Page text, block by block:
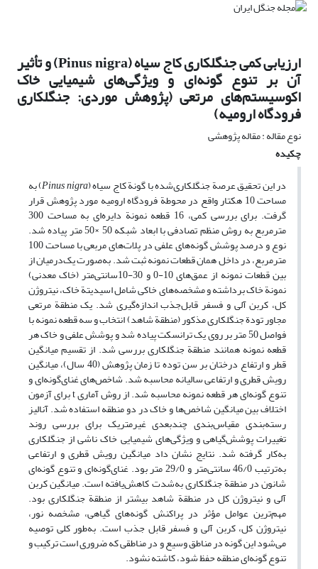
ارزیابی کمی جنگلکاری کاج سیاه (Pinus nigra) و تأثیر
آن بر تنوع گونه‌ای و ویژگی‌های شیمیایی خاک
اکوسیستم‌های مرتعی (پژوهش موردی: جنگلکاری
فرودگاه ارومیه)
نوع مقاله : مقاله پژوهشی
چکیده
در این تحقیق عرصة جنگلکاری‌شده با گونة کاج سیاه (Pinus nigra) به
مساحت 10 هکتار واقع در محوطة فرودگاه ارومیه مورد پژوهش قرار‌
گرفت. برای بررسی کمی، 16 قطعه نمونة دایره‌ای به مساحت 300
متر‌مربع به روش منظم تصادفی با ابعاد شبکه 50 ×50 متر پیاده شد.
نوع و درصد پوشش گونه‌های علفی در پلات‌های مربعی با مساحت 100
مترمربع، در داخل همان قطعات نمونه ثبت شد. به‌صورت یک‌درمیان از
بین قطعات نمونه از عمق‌های 10-0 و 30-10سانتی‌متر (خاک معدنی)
نمونة خاک برداشته و مشخصه‌های خاکی شامل اسیدیتة خاک، نیتروژن
کل، کربن ‌آلی و فسفر ‌قابل‌‌جذب اندازه‌گیری شد. یک منطقة مرتعی
مجاور تودة جنگلکاری مذکور (منطقة شاهد) انتخاب و سه قطعه نمونه با
فواصل 50 متر بر روی یک ترانسکت پیاده شد و پوشش علفی و خاک هر
قطعه نمونه همانند منطقة جنگلکاری بررسی شد. از تقسیم میانگین
قطر و ارتفاع درختان بر سن توده تا زمان پژوهش (40 سال)، میانگین
رویش قطری و ارتفاعی سالیانه محاسبه شد. شاخص‌های غنای‌گونه‌ای و
تنوع گونه‌‌ای هر قطعه نمونه محاسبه ‌شد. از روش آماری t برای آزمون
اختلاف بین میانگین شاخص‌ها و خاک در دو منطقه استفاده ‌شد. آنالیز
رسته‌بندی مقیاس‌بندی چند‌بعدی غیرمتریک برای بررسی روند
تغییرات پوشش‌گیاهی و ویژگی‌های شیمیایی خاک ناشی از جنگلکاری
به‌کار‌ گرفته ‌شد. نتایج نشان داد میانگین رویش قطری و ارتفاعی
به‌ترتیب 46/0 سانتی‌متر و 29/0 متر بود. ‌غنای‌گونه‌ای و تنوع‌ گونه‌ای
شانون در منطقة جنگلکاری به‌شدت کاهش‌یافته ‌است. میانگین کربن
آلی و نیتروژن کل در منطقة شاهد بیشتر از منطقة جنگلکاری بود.
مهم‌ترین عوامل مؤثر در پراکنش گونه‌های گیاهی، مشخصه نور،
نیتروژن کل، کربن آلی و فسفر قابل جذب است. به‌طور کلی توصیه
می‌شود این گونه در مناطق وسیع و در مناطقی که ضروری است ترکیب و
تنوع گونه‌ای منطقه حفظ شود، کاشته نشود.